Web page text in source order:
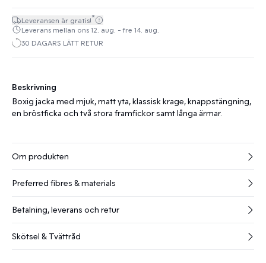
Leveransen är gratis!*
Leverans mellan ons 12. aug. - fre 14. aug.
30 DAGARS LÄTT RETUR
Beskrivning
Boxig jacka med mjuk, matt yta, klassisk krage, knappstängning,
en bröstficka och två stora framfickor samt långa ärmar.
Om produkten
Preferred fibres & materials
Betalning, leverans och retur
Skötsel & Tvättråd